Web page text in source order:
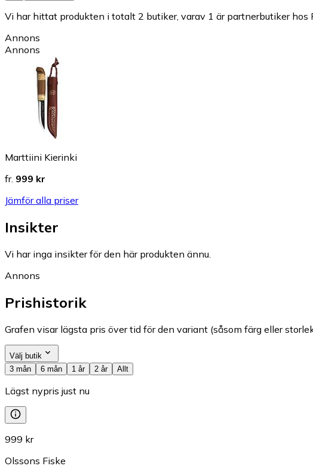
Vi har hittat produkten i totalt 2 butiker, varav 1 är partnerbutiker
Annons
Annons
Marttiini Kierinki
fr. 999 kr
Jämför alla priser
Insikter
Vi har inga insikter för den här produkten ännu.
Annons
Prishistorik
Grafen visar lägsta pris över tid för den variant (såsom färg eller
Välj butik
3 mån
6 mån 1 år 2 år Allt
Lägst nypris just nu
999 kr
Olssons Fiske